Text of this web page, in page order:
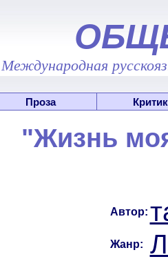
Международная
Проза
"Жизнь
Автор:
Жанр: